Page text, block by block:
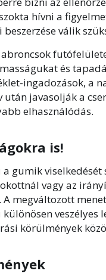
hívni a
válik
és
ingadozások, a
javasolják a
elhasználódás.
is!
gumik viselkedését
vagy az
megváltozott
veszélyes
körülmények